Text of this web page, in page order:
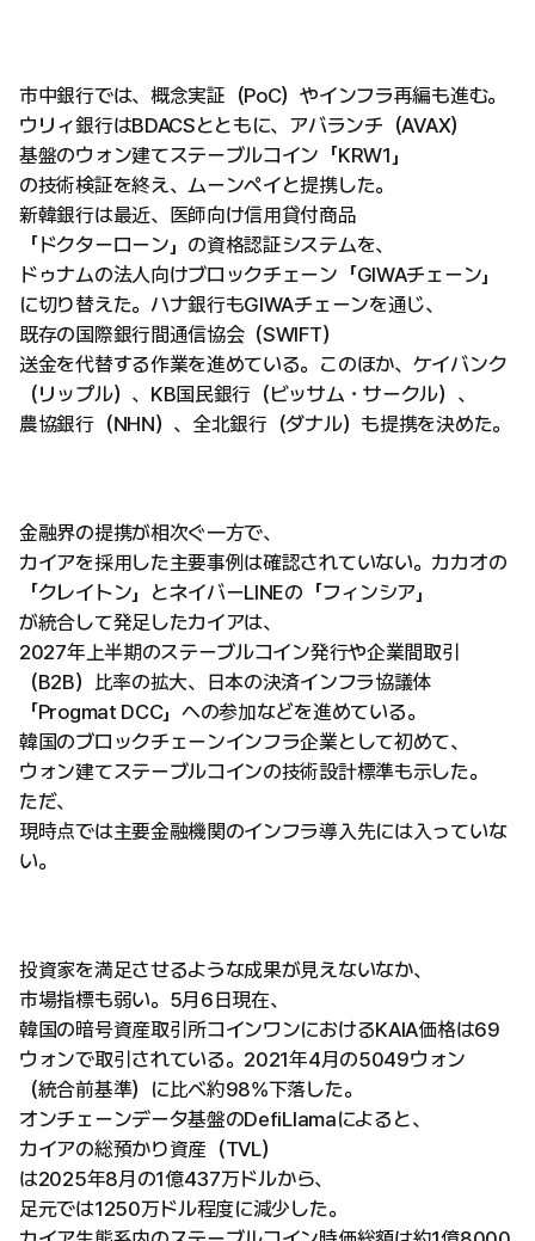
市中銀行では、概念実証（PoC）やインフラ再編も進む。
ウリィ銀行はBDACSとともに、アバランチ（AVAX）
基盤のウォン建てステーブルコイン「KRW1」
の技術検証を終え、ムーンペイと提携した。
新韓銀行は最近、医師向け信用貸付商品
「ドクターローン」の資格認証システムを、
ドゥナムの法人向けブロックチェーン「GIWAチェーン」
に切り替えた。ハナ銀行もGIWAチェーンを通じ、
既存の国際銀行間通信協会（SWIFT）
送金を代替する作業を進めている。このほか、ケイバンク
（リップル）、KB国民銀行（ビッサム・サークル）、
農協銀行（NHN）、全北銀行（ダナル）も提携を決めた。
金融界の提携が相次ぐ一方で、
カイアを採用した主要事例は確認されていない。カカオの
「クレイトン」とネイバーLINEの「フィンシア」
が統合して発足したカイアは、
2027年上半期のステーブルコイン発行や企業間取引
（B2B）比率の拡大、日本の決済インフラ協議体
「Progmat DCC」への参加などを進めている。
韓国のブロックチェーンインフラ企業として初めて、
ウォン建てステーブルコインの技術設計標準も示した。
ただ、
現時点では主要金融機関のインフラ導入先には入っていな
い。
投資家を満足させるような成果が見えないなか、
市場指標も弱い。5月6日現在、
韓国の暗号資産取引所コインワンにおけるKAIA価格は69
ウォンで取引されている。2021年4月の5049ウォン
（統合前基準）に比べ約98%下落した。
オンチェーンデータ基盤のDefiLlamaによると、
カイアの総預かり資産（TVL）
は2025年8月の1億437万ドルから、
足元では1250万ドル程度に減少した。